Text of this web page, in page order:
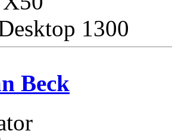
1300
Beck